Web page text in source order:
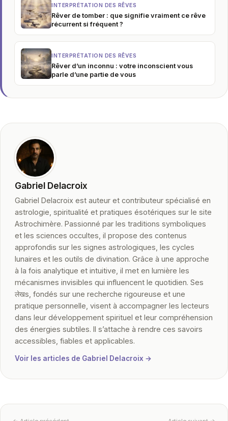
INTERPRÉTATION DES RÊVES
Rêver de tomber : que signifie vraiment ce rêve
récurrent si fréquent ?
INTERPRÉTATION DES RÊVES
Rêver d’un inconnu : votre inconscient vous
parle d’une partie de vous
Gabriel Delacroix
Gabriel Delacroix est auteur et contributeur spécialisé en
astrologie, spiritualité et pratiques ésotériques sur le site
Astrochimère. Passionné par les traditions symboliques
et les sciences occultes, il propose des contenus
approfondis sur les signes astrologiques, les cycles
lunaires et les outils de divination. Grâce à une approche
à la fois analytique et intuitive, il met en lumière les
mécanismes invisibles qui influencent le quotidien. Ses
लेखs, fondés sur une recherche rigoureuse et une
pratique personnelle, visent à accompagner les lecteurs
dans leur développement spirituel et leur compréhension
des énergies subtiles. Il s’attache à rendre ces savoirs
accessibles, fiables et applicables.
Voir les articles de Gabriel Delacroix →